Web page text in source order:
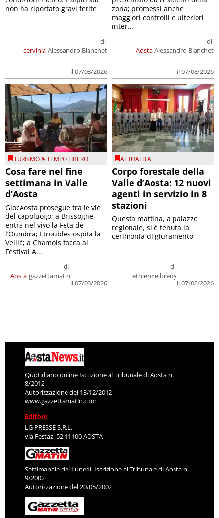
cervinia
di
Alessandro Bianchet
il 07/08/2026
non ha riportato gravi ferite
Aosta
di
Alessandro Bianchet
il 07/08/2026
zona; promessi anche
maggiori controlli e ulteriori
inter...
TURISMO & TEMPO LIBERO
Cosa fare nel fine
settimana in Valle
d’Aosta
Aosta
di
gazzettamatin
il 07/08/2026
GiocAosta prosegue tra le vie
del capoluogo; a Brissogne
entra nel vivo la Feta de
l’Oumbra; Etroubles ospita la
Veillà; a Chamois tocca al
Festival A...
ATTUALITA'
Corpo forestale della
Valle d’Aosta: 12 nuovi
agenti in servizio in 8
stazioni
di
ethienne bredy
il 07/08/2026
Questa mattina, a palazzo
regionale, si è tenuta la
cerimonia di giuramento
Quotidiano online Iscrizione al Tribunale di Aosta n.
8/2012
Autorizzazione del 13/12/2012
www.gazzettamatin.com
Editore
LG PRESSE S.R.L.
via Festaz, 52 11100 AOSTA
Settimanale del Lunedì. Iscrizione al Tribunale di Aosta n.
9/2002
Autorizzazione del 20/05/2002